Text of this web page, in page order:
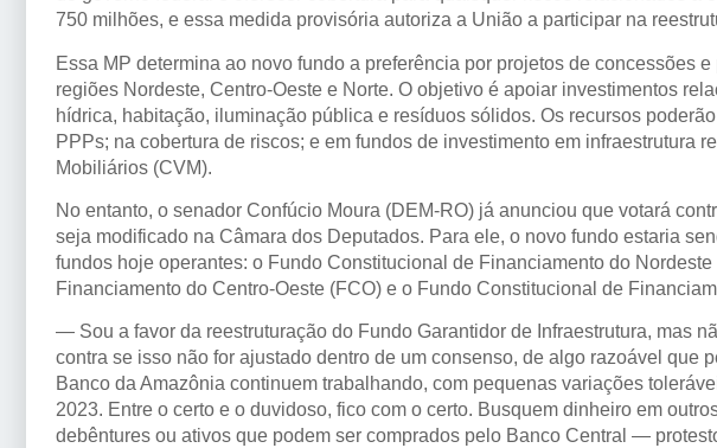
750 milhões, e essa medida provisória autoriza a União a participar na
Essa MP determina ao novo fundo a preferência por projetos de concessões
regiões Nordeste, Centro-Oeste e Norte. O objetivo é apoiar investimentos
hídrica, habitação, iluminação pública e resíduos sólidos. Os recursos
PPPs; na cobertura de riscos; e em fundos de investimento em infraestrutura
Mobiliários (CVM).
No entanto, o senador Confúcio Moura (DEM-RO) já anunciou que votará
seja modificado na Câmara dos Deputados. Para ele, o novo fundo estaria
fundos hoje operantes: o Fundo Constitucional de Financiamento do
Financiamento do Centro-Oeste (FCO) e o Fundo Constitucional de
— Sou a favor da reestruturação do Fundo Garantidor de Infraestrutura, mas
contra se isso não for ajustado dentro de um consenso, de algo razoável que
Banco da Amazônia continuem trabalhando, com pequenas variações
2023. Entre o certo e o duvidoso, fico com o certo. Busquem dinheiro em
debêntures ou ativos que podem ser comprados pelo Banco Central —